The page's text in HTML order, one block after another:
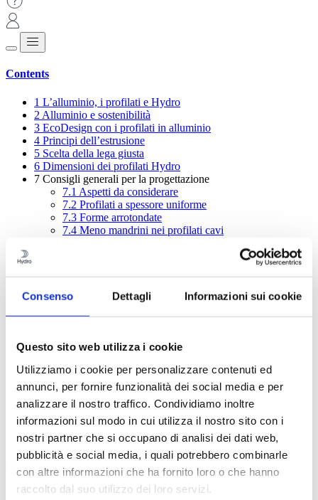
Consenso Dettagli Informazioni sui cookie
Questo sito web utilizza i cookie
Utilizziamo i cookie per personalizzare contenuti ed
annunci, per fornire funzionalità dei social media e per
analizzare il nostro traffico. Condividiamo inoltre
informazioni sul modo in cui utilizza il nostro sito con i
nostri partner che si occupano di analisi dei dati web,
pubblicità e social media, i quali potrebbero combinarle
con altre informazioni che ha fornito loro o che hanno
raccolto dal suo utilizzo dei loro servizi.
Contents
1 L’alluminio, i profilati e Hydro
2 Alluminio e sostenibilità
3 EcoDesign con i profilati in alluminio
4 Principi dell’estrusione
5 Scelta della lega giusta
6 Dimensioni dei profilati Hydro
7 Consigli generali per la progettazione
7.1 Aspetti da considerare
7.2 Profilati a spessore uniforme
7.3 Forme arrotondate
7.4 Meno mandrini nei profilati cavi
7.8Disegno del profilato – aspetti pratici
8La banca delle idee – giunzioni meccaniche
10Giunzione mediante saldatura per fusione
12Tolleranze dei profilati
14Lavorazione
15Trattamento superficiale
Corrosione
17Economia
18Database per la formazione e condivisione
19 Calcoli strutturali
Contents
1L’alluminio, i profilati e Hydro